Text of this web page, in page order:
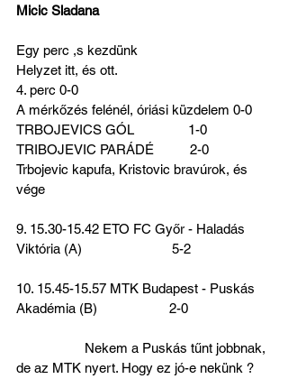
Micic Sladana
Egy perc ,s kezdünk
Helyzet itt, és ott.
4. perc 0-0
A mérkőzés felénél, óriási küzdelem 0-0
TRBOJEVICS GÓL               1-0
TRIBOJEVIC PARÁDÉ          2-0
Trbojevic kapufa, Kristovic bravúrok, és
vége
9. 15.30-15.42 ETO FC Győr - Haladás
Viktória (A)                         5-2
10. 15.45-15.57 MTK Budapest - Puskás
Akadémia (B)                    2-0
de az MTK nyert. Hogy ez jó-e nekünk ?